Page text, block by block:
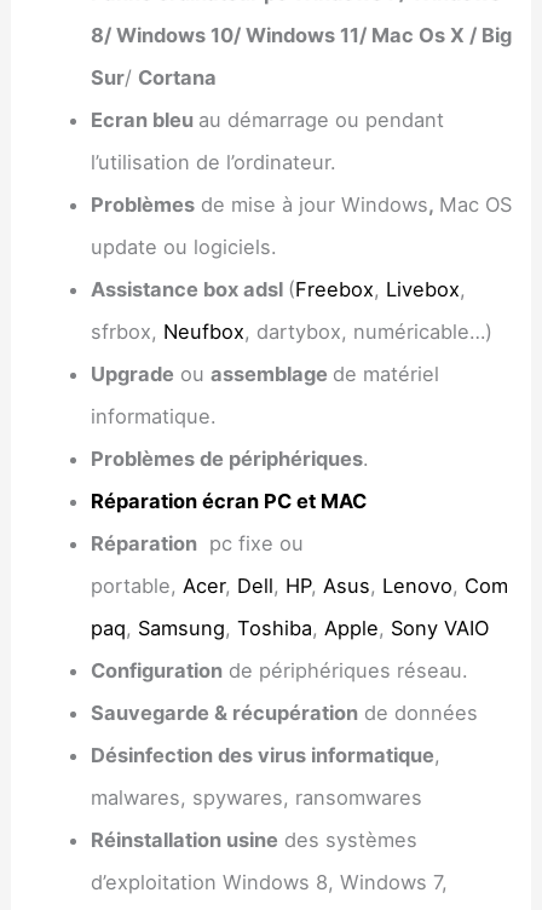
8/ Windows 10/ Windows 11/ Mac Os X / Big
Sur/ Cortana
Ecran bleu au démarrage ou pendant
l’utilisation de l’ordinateur.
Problèmesde mise à jour Windows, Mac OS
update ou logiciels.
Assistance box adsl (Freebox, Livebox,
sfrbox, Neufbox, dartybox, numéricable…)
Upgrade ou assemblage de matériel
informatique.
Problèmes de périphériques.
Réparation écran PC et MAC
Réparationpc fixe ou
portable, Acer, Dell, HP, Asus, Lenovo, Com
paq, Samsung, Toshiba, Apple, Sony VAIO
Configurationde périphériques réseau.
Sauvegarde & récupérationde données
Désinfection des virus informatique,
malwares, spywares, ransomwares
Réinstallation usine des systèmes
d’exploitation Windows 8, Windows 7,